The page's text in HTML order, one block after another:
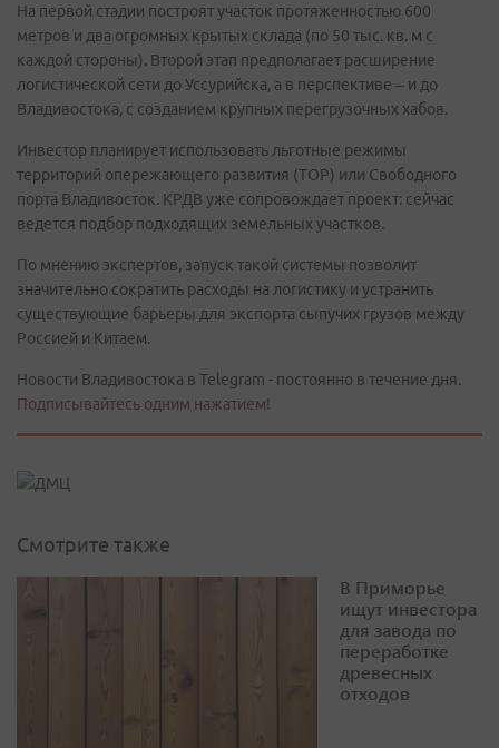
На первой стадии построят участок протяженностью 600
метров и два огромных крытых склада (по 50 тыс. кв. м с
каждой стороны). Второй этап предполагает расширение
логистической сети до Уссурийска, а в перспективе – и до
Владивостока, с созданием крупных перегрузочных хабов.
Инвестор планирует использовать льготные режимы
территорий опережающего развития (ТОР) или Свободного
порта Владивосток. КРДВ уже сопровождает проект: сейчас
ведется подбор подходящих земельных участков.
По мнению экспертов, запуск такой системы позволит
значительно сократить расходы на логистику и устранить
существующие барьеры для экспорта сыпучих грузов между
Россией и Китаем.
Новости Владивостока в Telegram - постоянно в течение дня.
Подписывайтесь одним нажатием!
Смотрите также
В Приморье
ищут инвестора
для завода по
переработке
древесных
отходов